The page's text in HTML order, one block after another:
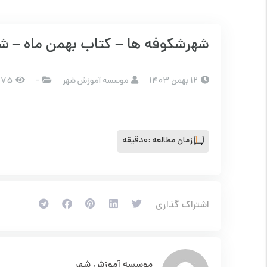
شهرشکوفه ها – کتاب بهمن ماه –
12 بهمن 1403 موسسه آموزش شهر -
275
زمان مطالعه :0دقیقه
اشتراک گذاری